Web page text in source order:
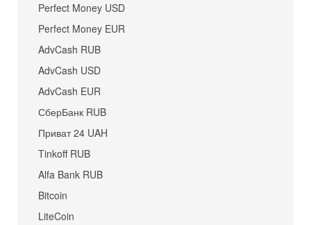
Perfect Money USD
Perfect Money EUR
AdvCash RUB
AdvCash USD
AdvCash EUR
СберБанк RUB
Приват 24 UAH
Tinkoff RUB
Alfa Bank RUB
Bitcoin
LiteCoin